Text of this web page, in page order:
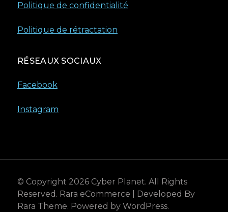
Politique de confidentialité
Politique de rétractation
RÉSEAUX SOCIAUX
Facebook
Instagram
© Copyright 2026 Cyber Planet. All Rights
Reserved. Rara eCommerce | Developed By
Rara Theme. Powered by WordPress.